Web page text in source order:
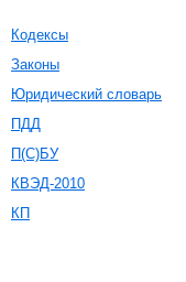
Кодексы
Законы
Юридический словарь
ПДД
П(С)БУ
КВЭД-2010
КП